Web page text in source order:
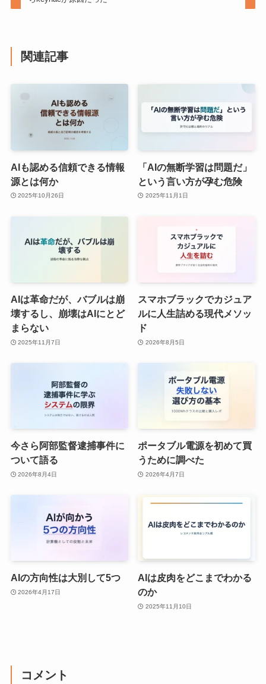
関連記事
AIも認める信頼できる情報
源とは何か
2025年10月26日
「AIの無断学習は問題だ」
という言い方が孕む危険
2025年11月1日
AIは革命だが、バブルは崩
壊するし、崩壊はAIにとど
まらない
2025年11月7日
スマホブラックでカジュア
ルに人生詰める現代メソッ
ド
2026年8月5日
今さら阿部監督逮捕事件に
ついて語る
2026年8月4日
ポータブル電源を初めて買
うために調べた
2026年4月7日
AIの方向性は大別して5つ
2026年4月17日
AIは皮肉をどこまでわかる
のか
2025年11月10日
コメント